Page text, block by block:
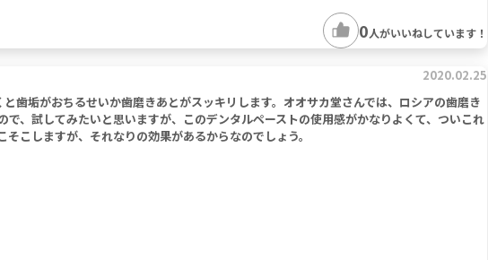
0人がいいねしています！
2020.02.25
歯垢がおちるせいか歯磨きあとがスッキリします。オオサカ堂さんでは、ロシアの歯磨き
で、試してみたいと思いますが、このデンタルペーストの使用感がかなりよくて、ついこれ
こしますが、それなりの効果があるからなのでしょう。